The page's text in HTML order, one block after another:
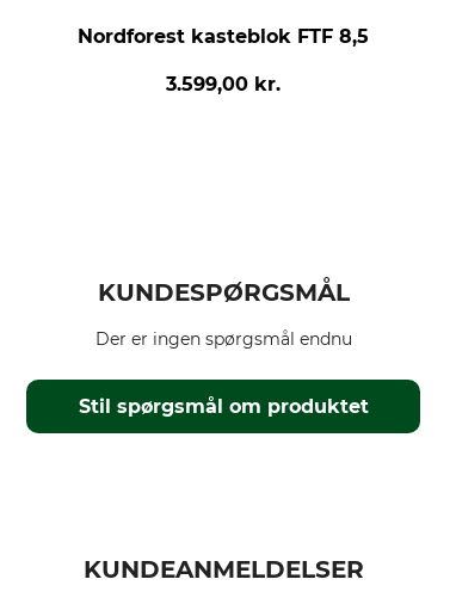
Nordforest kasteblok FTF 8,5
3.599,00 kr.
KUNDESPØRGSMÅL
Stil spørgsmål om produktet
Der er ingen spørgsmål endnu
KUNDEANMELDELSER